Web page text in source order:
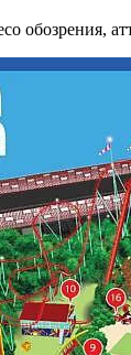
обозрения,